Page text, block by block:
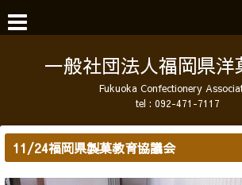
一般社団法人福岡県洋
Fukuoka Confectionery
tel : 092-471-7117
11/24福岡県製菓教育協議会